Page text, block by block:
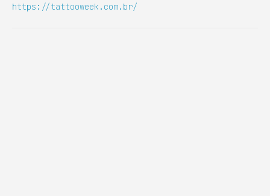
https://tattooweek.com.br/